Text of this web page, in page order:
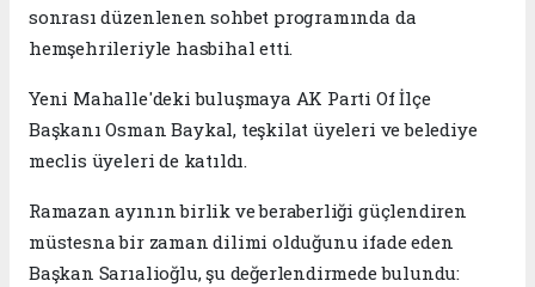
sonrası düzenlenen sohbet programında da
hemşehrileriyle hasbihal etti.
Yeni Mahalle'deki buluşmaya AK Parti Of İlçe
Başkanı Osman Baykal, teşkilat üyeleri ve belediye
meclis üyeleri de katıldı.
Ramazan ayının birlik ve beraberliği güçlendiren
müstesna bir zaman dilimi olduğunu ifade eden
Başkan Sarıalioğlu, şu değerlendirmede bulundu: